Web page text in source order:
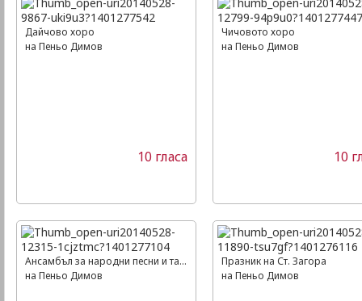
Дайчово хоро
на Пеньо Димов
10 гласа
Чичовото хоро
на Пеньо Димов
10
Ансамбъл за народни песни и танци - Пирин
на Пеньо Димов
Празник на Ст. Загора
на Пеньо Димов